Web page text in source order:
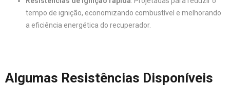
tempo de ignição, economizando combustível e melhorando
a eficiência energética do recuperador.
Algumas Resistências Disponíveis